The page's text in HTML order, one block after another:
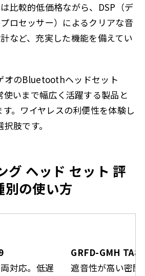
比較的低価格ながら、DSP（デ
ロセッサー）によるクリアな音
など、充実した機能を備えてい
オのBluetoothヘッドセット
使いまで幅広く活躍する製品と
す。ワイヤレスの利便性を体験し
肢です。
グ ヘッド セット 評
の使い方
対応。低遅
GRFD-GMH TA80
遮音性が高い密